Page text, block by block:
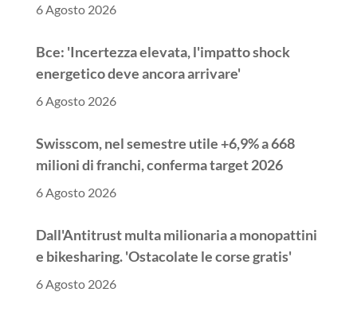
6 Agosto 2026
Bce: 'Incertezza elevata, l'impatto shock
energetico deve ancora arrivare'
6 Agosto 2026
Swisscom, nel semestre utile +6,9% a 668
milioni di franchi, conferma target 2026
6 Agosto 2026
Dall'Antitrust multa milionaria a monopattini
e bikesharing. 'Ostacolate le corse gratis'
6 Agosto 2026